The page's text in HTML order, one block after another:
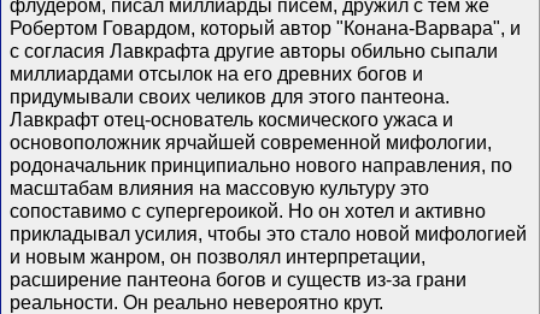
флудером, писал миллиарды писем, дружил с тем же
Робертом Говардом, который автор "Конана-Варвара", и
с согласия Лавкрафта другие авторы обильно сыпали
миллиардами отсылок на его древних богов и
придумывали своих челиков для этого пантеона.
Лавкрафт отец-основатель космического ужаса и
основоположник ярчайшей современной мифологии,
родоначальник принципиально нового направления, по
масштабам влияния на массовую культуру это
сопоставимо с супергероикой. Но он хотел и активно
прикладывал усилия, чтобы это стало новой мифологией
и новым жанром, он позволял интерпретации,
расширение пантеона богов и существ из-за грани
реальности. Он реально невероятно крут.